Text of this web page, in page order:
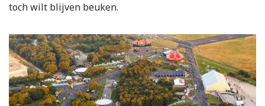
toch wilt blijven beuken.